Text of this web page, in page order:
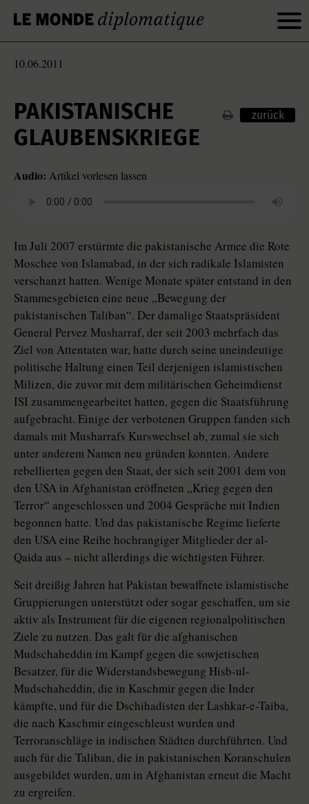
10.06.2011
PAKISTANISCHE
GLAUBENSKRIEGE
zurück
Audio: Artikel vorlesen lassen
Im Juli 2007 erstürmte die pakistanische Armee die Rote
Moschee von Islamabad, in der sich radikale Islamisten
verschanzt hatten. Wenige Monate später entstand in den
Stammesgebieten eine neue „Bewegung der
pakistanischen Taliban“. Der damalige Staatspräsident
General Pervez Musharraf, der seit 2003 mehrfach das
Ziel von Attentaten war, hatte durch seine uneindeutige
politische Haltung einen Teil derjenigen islamistischen
Milizen, die zuvor mit dem militärischen Geheimdienst
ISI zusammengearbeitet hatten, gegen die Staatsführung
aufgebracht. Einige der verbotenen Gruppen fanden sich
damals mit Musharrafs Kurswechsel ab, zumal sie sich
unter anderem Namen neu gründen konnten. Andere
rebellierten gegen den Staat, der sich seit 2001 dem von
den USA in Afghanistan eröffneten „Krieg gegen den
Terror“ angeschlossen und 2004 Gespräche mit Indien
begonnen hatte. Und das pakistanische Regime lieferte
den USA eine Reihe hochrangiger Mitglieder der al-
Qaida aus – nicht allerdings die wichtigsten Führer.
Seit dreißig Jahren hat Pakistan bewaffnete islamistische
Gruppierungen unterstützt oder sogar geschaffen, um sie
aktiv als Instrument für die eigenen regionalpolitischen
Ziele zu nutzen. Das galt für die afghanischen
Mudschaheddin im Kampf gegen die sowjetischen
Besatzer, für die Widerstandsbewegung Hisb-ul-
Mudschaheddin, die in Kaschmir gegen die Inder
kämpfte, und für die Dschihadisten der Lashkar-e-Taiba,
die nach Kaschmir eingeschleust wurden und
Terroranschläge in indischen Städten durchführten. Und
auch für die Taliban, die in pakistanischen Koranschulen
ausgebildet wurden, um in Afghanistan erneut die Macht
zu ergreifen.